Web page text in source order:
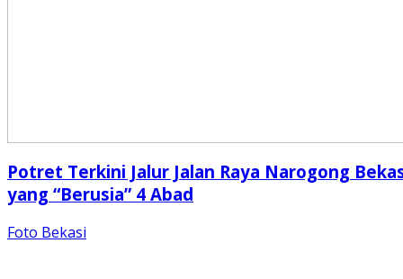
Potret Terkini Jalur Jalan Raya Narogong
yang “Berusia” 4 Abad
Foto Bekasi